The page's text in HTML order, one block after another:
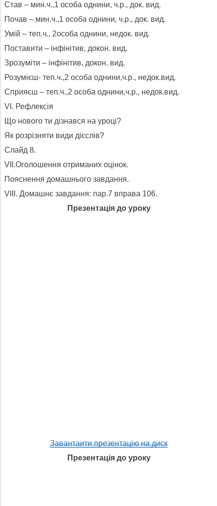
Став – мин.ч.,1 особа однини, ч.р., док. вид.
Почав – мин.ч.,1 особа однини, ч.р., док. вид.
Умій – теп.ч., 2особа однини, недок. вид.
Поставити – інфінітив, докон. вид.
Зрозуміти – інфінітив, докон. вид.
Розумієш- теп.ч.,2 особа однини,ч.р., недок.вид.
Сприяєш – теп.ч.,2 особа однини,ч.р., недок.вид.
VІ. Рефлексія
Що нового ти дізнався на уроці?
Як розрізняти види дієслів?
Слайд 8.
VII.Оголошення отриманих оцінок.
Пояснення домашнього завдання.
VIII. Домашнє завдання: пар.7 вправа 106.
Презентація до уроку
Завантаити презентацію на диск
Презентація до уроку